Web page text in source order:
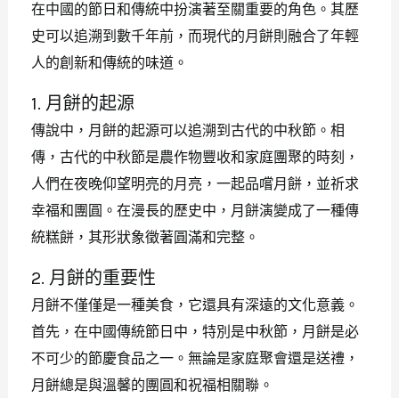
在中國的節日和傳統中扮演著至關重要的角色。其歷
史可以追溯到數千年前，而現代的月餅則融合了年輕
人的創新和傳統的味道。
1. 月餅的起源
傳說中，月餅的起源可以追溯到古代的中秋節。相
傳，古代的中秋節是農作物豐收和家庭團聚的時刻，
人們在夜晚仰望明亮的月亮，一起品嚐月餅，並祈求
幸福和團圓。在漫長的歷史中，月餅演變成了一種傳
統糕餅，其形狀象徵著圓滿和完整。
2. 月餅的重要性
月餅不僅僅是一種美食，它還具有深遠的文化意義。
首先，在中國傳統節日中，特別是中秋節，月餅是必
不可少的節慶食品之一。無論是家庭聚會還是送禮，
月餅總是與溫馨的團圓和祝福相關聯。